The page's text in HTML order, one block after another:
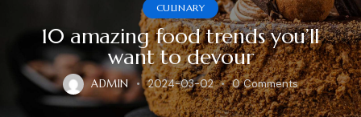
CULINARY
10 amazing food trends you’ll
want to devour
ADMIN 2024-03-02 0 Comments